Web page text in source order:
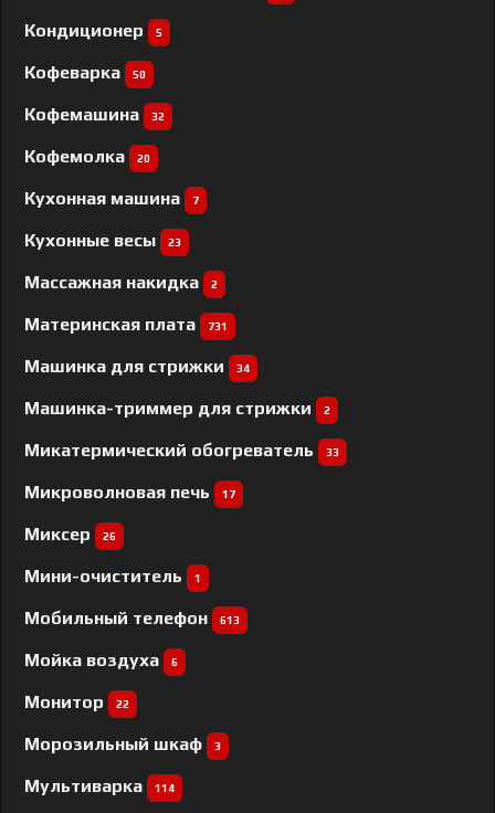
Кондиционер 5
Кофеварка 50
Кофемашина 32
Кофемолка 20
Кухонная машина 7
Кухонные весы 23
Массажная накидка 2
Материнская плата 731
Машинка для стрижки 34
Машинка-триммер для стрижки 2
Микатермический обогреватель 33
Микроволновая печь 17
Миксер 26
Мини-очиститель 1
Мобильный телефон 613
Мойка воздуха 6
Монитор 22
Морозильный шкаф 3
Мультиварка 114